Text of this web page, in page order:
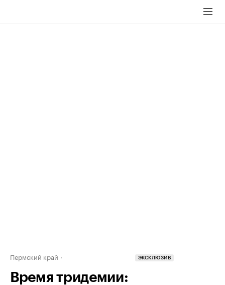
Пермский край ЭКСКЛЮЗИВ
Время тридемии: